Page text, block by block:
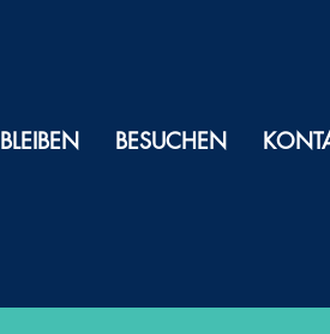
BLEIBEN BESUCHEN